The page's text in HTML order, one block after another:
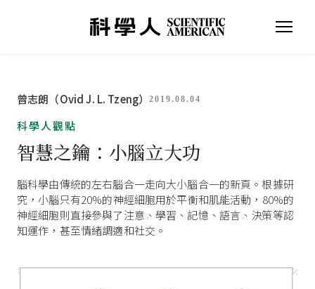
曾志朗（Ovid J. L. Tzeng）2019.08.04
科學人觀點
智慧之鑰：小腦立大功
腦科學由傳統的左右腦合一走向大小腦合一的新頁。根據研
究，小腦只有20%的神經細胞用於平衡和肌能活動，80%的
神經細胞則直接參與了注意、學習、記憶、語言、決策等認
知運作，甚至情緒調適和社交。